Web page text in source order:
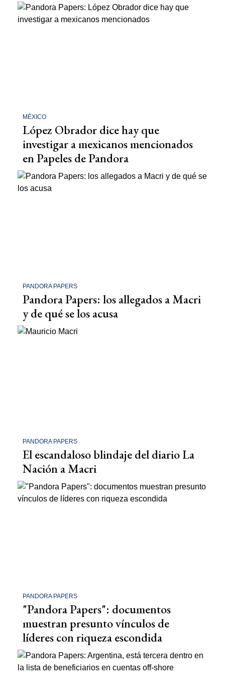
MÉXICO
López Obrador dice hay que
investigar a mexicanos mencionados
en Papeles de Pandora
PANDORA PAPERS
Pandora Papers: los allegados a Macri
y de qué se los acusa
PANDORA PAPERS
El escandaloso blindaje del diario La
Nación a Macri
PANDORA PAPERS
"Pandora Papers": documentos
muestran presunto vínculos de
líderes con riqueza escondida